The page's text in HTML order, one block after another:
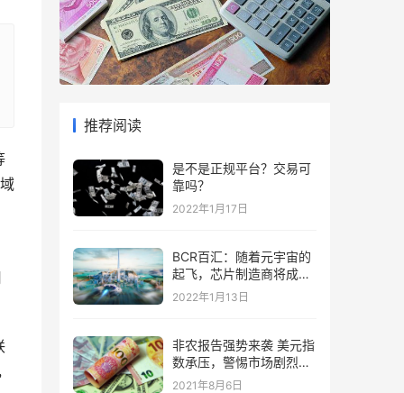
推荐阅读
是不是正规平台？交易可
靠吗？
2022年1月17日
BCR百汇：随着元宇宙的
起飞，芯片制造商将成为
“赢家”
2022年1月13日
非农报告强势来袭 美元指
数承压，警惕市场剧烈波
动
2021年8月6日